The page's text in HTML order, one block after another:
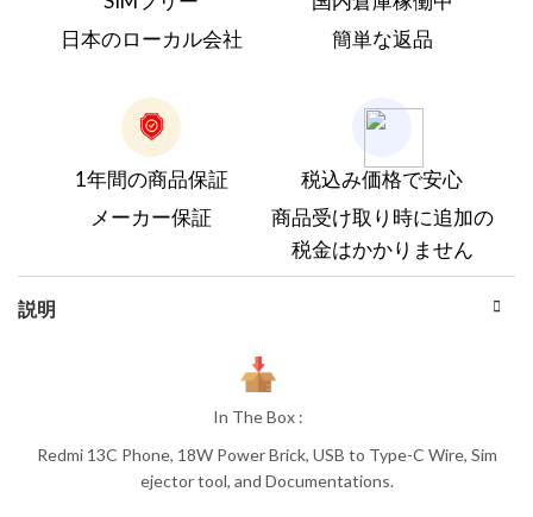
日本のローカル会社
簡単な返品
1年間の商品保証
メーカー保証
税込み価格で安心
商品受け取り時に追加の
税金はかかりません
説明
In The Box :
Redmi 13C Phone, 18W Power Brick, USB to Type-C Wire, Sim
ejector tool, and Documentations.